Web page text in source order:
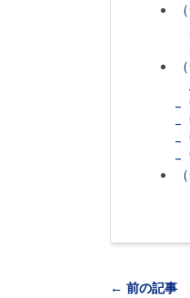
← 前の記事